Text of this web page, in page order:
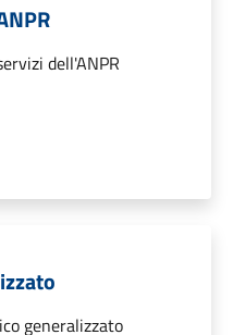
dell'ANPR
generalizzato